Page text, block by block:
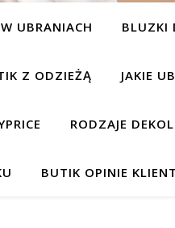
UBRANIACH BLUZKI
Z ODZIEŻĄ JAKIE
RODZAJE
BUTIK OPINIE